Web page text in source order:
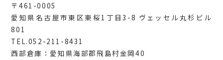
〒461-0005
愛知県名古屋市東区東桜1丁目3-8 ヴェッセル丸杉ビル
801
TEL.052-211-8431
西部倉庫：愛知県海部郡飛島村金岡40